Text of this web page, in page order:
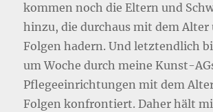
kommen noch die Eltern und
hinzu, die durchaus mit dem Alter
Folgen hadern. Und letztendlich
um Woche durch meine Kunst-
Pflegeeinrichtungen mit dem
Folgen konfrontiert. Daher hält